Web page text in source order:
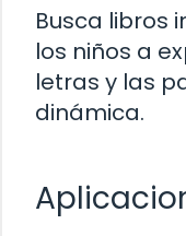
Busca libros
los niños a
letras y las
dinámica.